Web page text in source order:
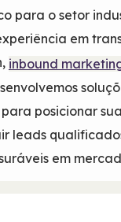
para o setor
em
inbound
posicionar
leads
em